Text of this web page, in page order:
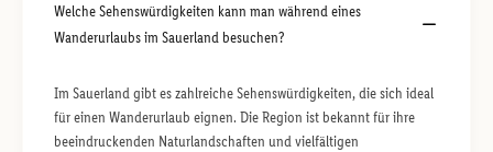
Welche Sehenswürdigkeiten kann man während eines
Wanderurlaubs im Sauerland besuchen?
Im Sauerland gibt es zahlreiche Sehenswürdigkeiten, die sich ideal
für einen Wanderurlaub eignen. Die Region ist bekannt für ihre
beeindruckenden Naturlandschaften und vielfältigen